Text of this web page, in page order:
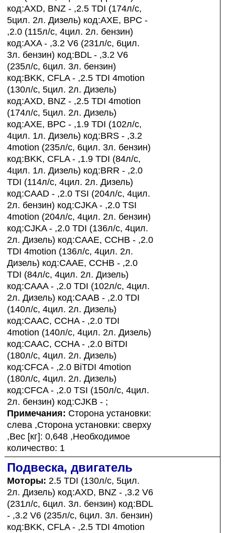
код:AXD, BNZ - ,2.5 TDI (174л/с,
5цил. 2л. Дизель) код:AXE, BPC -
,2.0 (115л/с, 4цил. 2л. бензин)
код:AXA - ,3.2 V6 (231л/с, 6цил.
3л. бензин) код:BDL - ,3.2 V6
(235л/с, 6цил. 3л. бензин)
код:BKK, CFLA - ,2.5 TDI 4motion
(130л/с, 5цил. 2л. Дизель)
код:AXD, BNZ - ,2.5 TDI 4motion
(174л/с, 5цил. 2л. Дизель)
код:AXE, BPC - ,1.9 TDI (102л/с,
4цил. 1л. Дизель) код:BRS - ,3.2
4motion (235л/с, 6цил. 3л. бензин)
код:BKK, CFLA - ,1.9 TDI (84л/с,
4цил. 1л. Дизель) код:BRR - ,2.0
TDI (114л/с, 4цил. 2л. Дизель)
код:CAAD - ,2.0 TSI (204л/с, 4цил.
2л. бензин) код:CJKA - ,2.0 TSI
4motion (204л/с, 4цил. 2л. бензин)
код:CJKA - ,2.0 TDI (136л/с, 4цил.
2л. Дизель) код:CAAE, CCHB - ,2.0
TDI 4motion (136л/с, 4цил. 2л.
Дизель) код:CAAE, CCHB - ,2.0
TDI (84л/с, 4цил. 2л. Дизель)
код:CAAA - ,2.0 TDI (102л/с, 4цил.
2л. Дизель) код:CAAB - ,2.0 TDI
(140л/с, 4цил. 2л. Дизель)
код:CAAC, CCHA - ,2.0 TDI
4motion (140л/с, 4цил. 2л. Дизель)
код:CAAC, CCHA - ,2.0 BiTDI
(180л/с, 4цил. 2л. Дизель)
код:CFCA - ,2.0 BiTDI 4motion
(180л/с, 4цил. 2л. Дизель)
код:CFCA - ,2.0 TSI (150л/с, 4цил.
2л. бензин) код:CJKB - ;
Примечания: Сторона установки:
слева ,Сторона установки: сверху
,Вес [кг]: 0,648 ,Необходимое
количество: 1
Подвеска, двигатель
Моторы: 2.5 TDI (130л/с, 5цил.
2л. Дизель) код:AXD, BNZ - ,3.2 V6
(231л/с, 6цил. 3л. бензин) код:BDL
- ,3.2 V6 (235л/с, 6цил. 3л. бензин)
код:BKK, CFLA - ,2.5 TDI 4motion